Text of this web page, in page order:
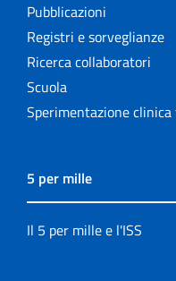
Pubblicazioni
Registri e sorveglianze
Ricerca collaboratori
Scuola
Sperimentazione clinica
5 per mille
Il 5 per mille e l'ISS